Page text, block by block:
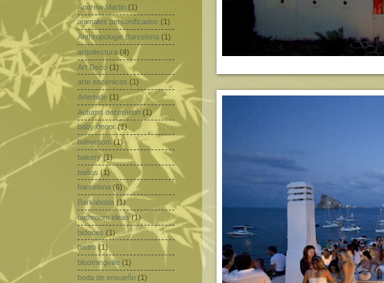
Andrew Martin (1)
animales personificados (1)
Anthropologie Barcelona (1)
arquitectura (4)
Art Decó (1)
arte escénicas (1)
Artemide (1)
Autumn decoration (1)
baby decor (1)
babyroom (1)
bakery (1)
baños (1)
barcelona (6)
Barkaboda (1)
bathroom ideas (1)
bidones (1)
bistro (1)
bloomingville (1)
boda de ensueño (1)